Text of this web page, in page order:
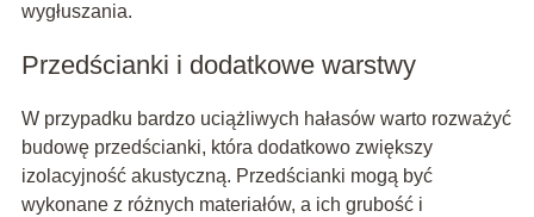
wygłuszania.
Przedścianki i dodatkowe warstwy
W przypadku bardzo uciążliwych hałasów warto rozważyć
budowę przedścianki, która dodatkowo zwiększy
izolacyjność akustyczną. Przedścianki mogą być
wykonane z różnych materiałów, a ich grubość i